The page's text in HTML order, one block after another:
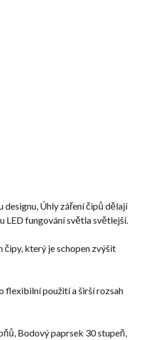
designu, Úhly záření čipů dělají
LED fungování světla světlejší.
čipy, který je schopen zvýšit
flexibilní použití a širší rozsah
Bodový paprsek 30 stupeň,